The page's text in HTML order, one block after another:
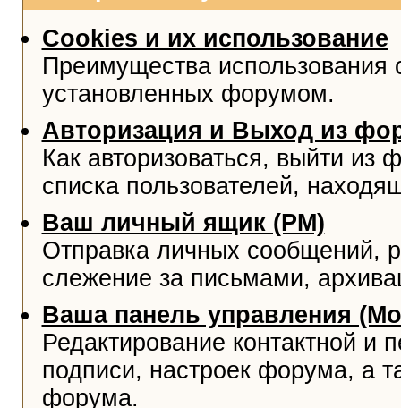
Cookies и их использование
Преимущества
установленных форумом.
Авторизация и Выход из
Как авторизоваться, выйти из
списка пользователей,
Ваш личный ящик (PM)
Отправка личных сообщений,
слежение за письмами,
Ваша панель управления
Редактирование контактной
подписи, настроек форума, а
форума.